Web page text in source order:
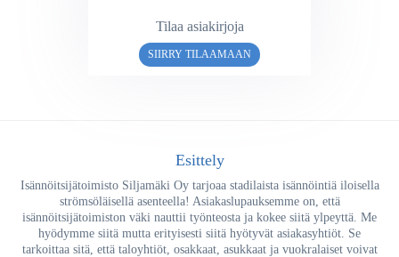
Tilaa asiakirjoja
SIIRRY TILAAMAAN
Esittely
Isännöitsijätoimisto Siljamäki Oy tarjoaa stadilaista isännöintiä iloisella
strömsöläisellä asenteella! Asiakaslupauksemme on, että
isännöitsijätoimiston väki nauttii työnteosta ja kokee siitä ylpeyttä. Me
hyödymme siitä mutta erityisesti siitä hyötyvät asiakasyhtiöt. Se
tarkoittaa sitä, että taloyhtiöt, osakkaat, asukkaat ja vuokralaiset voivat